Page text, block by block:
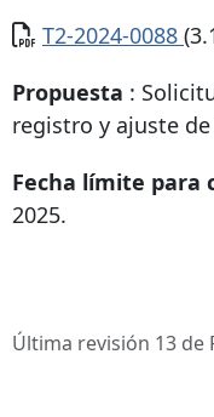
Documento
T2-2024-0088
Propuesta :
registro y ajuste
Fecha límite para
2025.
Última revisión 13 de